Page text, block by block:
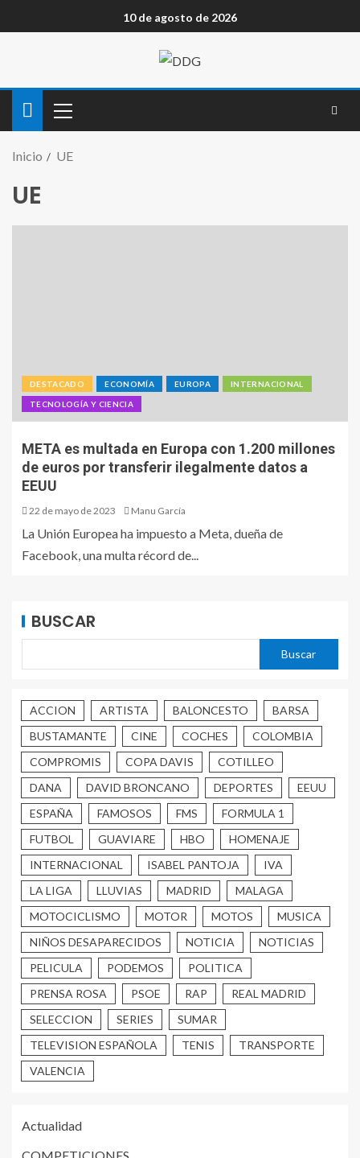
10 de agosto de 2026
Inicio UE
UE
DESTACADO ECONOMÍA EUROPA INTERNACIONAL
TECNOLOGÍA Y CIENCIA
META es multada en Europa con 1.200 millones
de euros por transferir ilegalmente datos a
EEUU
22 de mayo de 2023 Manu García
La Unión Europea ha impuesto a Meta, dueña de
Facebook, una multa récord de...
BUSCAR
Buscar
ACCION ARTISTA BALONCESTO
BARSA
BUSTAMANTE
CINE COCHES
COLOMBIA
COMPROMIS
COPA DAVIS
COTILLEO
DANA
DAVID BRONCANO DEPORTES
EEUU
ESPAÑA
FAMOSOS FMS
FORMULA 1
FUTBOL
GUAVIARE HBO
HOMENAJE
INTERNACIONAL
ISABEL PANTOJA
IVA
LA LIGA
LLUVIAS MADRID
MALAGA
MOTOCICLISMO
MOTOR MOTOS
MUSICA
NIÑOS DESAPARECIDOS
NOTICIA
NOTICIAS
PELICULA
PODEMOS
POLITICA
PRENSA ROSA
PSOE RAP
REAL MADRID
SELECCION
SERIES
SUMAR
TELEVISION ESPAÑOLA
TENIS
TRANSPORTE
VALENCIA
Actualidad